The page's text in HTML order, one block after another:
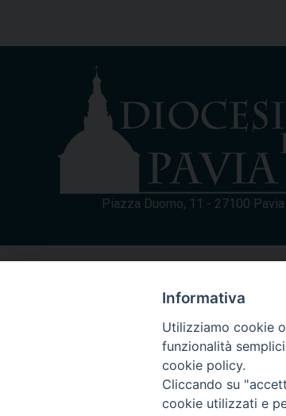
Piazza Duomo, 11 - 27100
Informativa
Utilizziamo cookie
funzionalità
cookie policy.
Cliccando su
cookie utilizzati e